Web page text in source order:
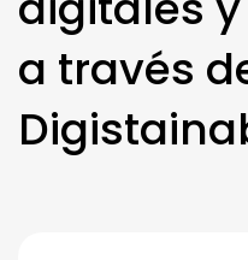
a través